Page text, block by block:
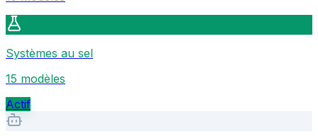
Systèmes au sel
15 modèles
Actif